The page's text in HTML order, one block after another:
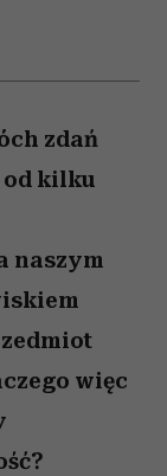
zdań
od kilku
naszym
więc